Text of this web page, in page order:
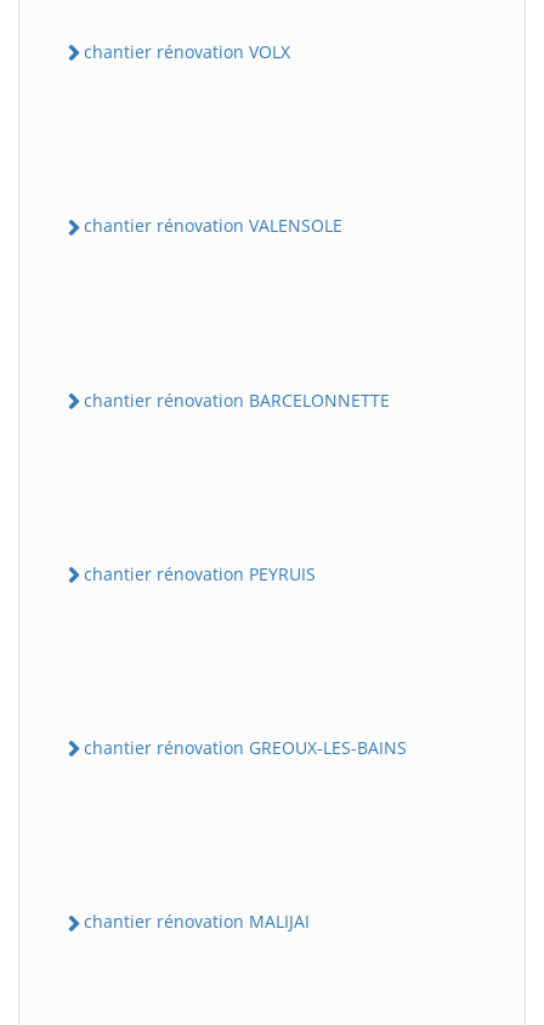
chantier rénovation VOLX
chantier rénovation VALENSOLE
chantier rénovation BARCELONNETTE
chantier rénovation PEYRUIS
chantier rénovation GREOUX-LES-BAINS
chantier rénovation MALIJAI